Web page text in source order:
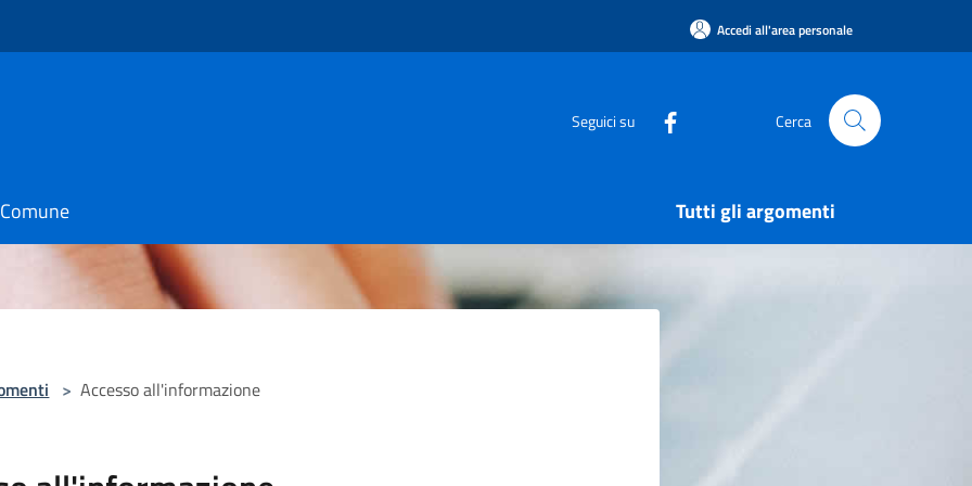
Accedi all'area personale
Seguici su Cerca
Tutti gli argomenti
> Accesso all'informazione